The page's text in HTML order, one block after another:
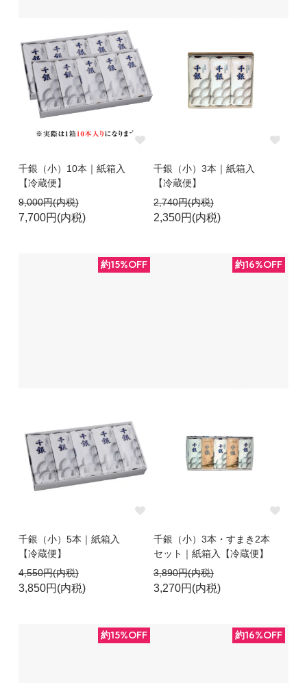
千銀（小）10本｜紙箱入
【冷蔵便】
9,000円(内税)
7,700円(内税)
千銀（小）3本｜紙箱入
【冷蔵便】
2,740円(内税)
2,350円(内税)
約15%OFF
千銀（小）5本｜紙箱入
【冷蔵便】
4,550円(内税)
3,850円(内税)
約16%OFF
千銀（小）3本・すまき2本
セット｜紙箱入【冷蔵便】
3,890円(内税)
3,270円(内税)
約15%OFF 約16%OFF